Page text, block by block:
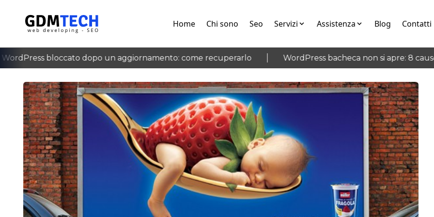
Home Chi sono Seo Servizi Assistenza Blog Contatti
bloccato dopo un aggiornamento: come recuperarlo WordPress bacheca non si apre: 8 cause
‹